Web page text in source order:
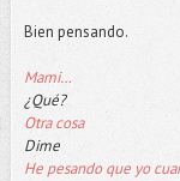
Bien pensando.
Mami…
¿Qué?
Otra cosa
Dime
He pesando que yo